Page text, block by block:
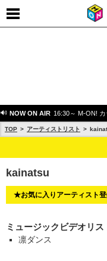
NOW ON AIR 16:30～ M-ON!
TOP アーティストリスト
kainatsu
★お気に入りアーティスト
ミュージックビデオリス
凛ダンス